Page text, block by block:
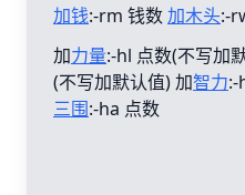
加钱:-rm 钱数加木头:-
加力量:-hl 点数(不写加
(不写加默认值) 加智力:-
三围:-ha 点数